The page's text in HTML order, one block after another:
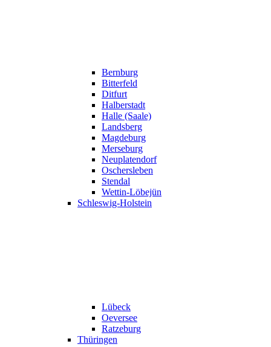
Bernburg
Bitterfeld
Ditfurt
Halberstadt
Halle (Saale)
Landsberg
Magdeburg
Merseburg
Neuplatendorf
Oschersleben
Stendal
Wettin-Löbejün
Schleswig-Holstein
Lübeck
Oeversee
Ratzeburg
Thüringen